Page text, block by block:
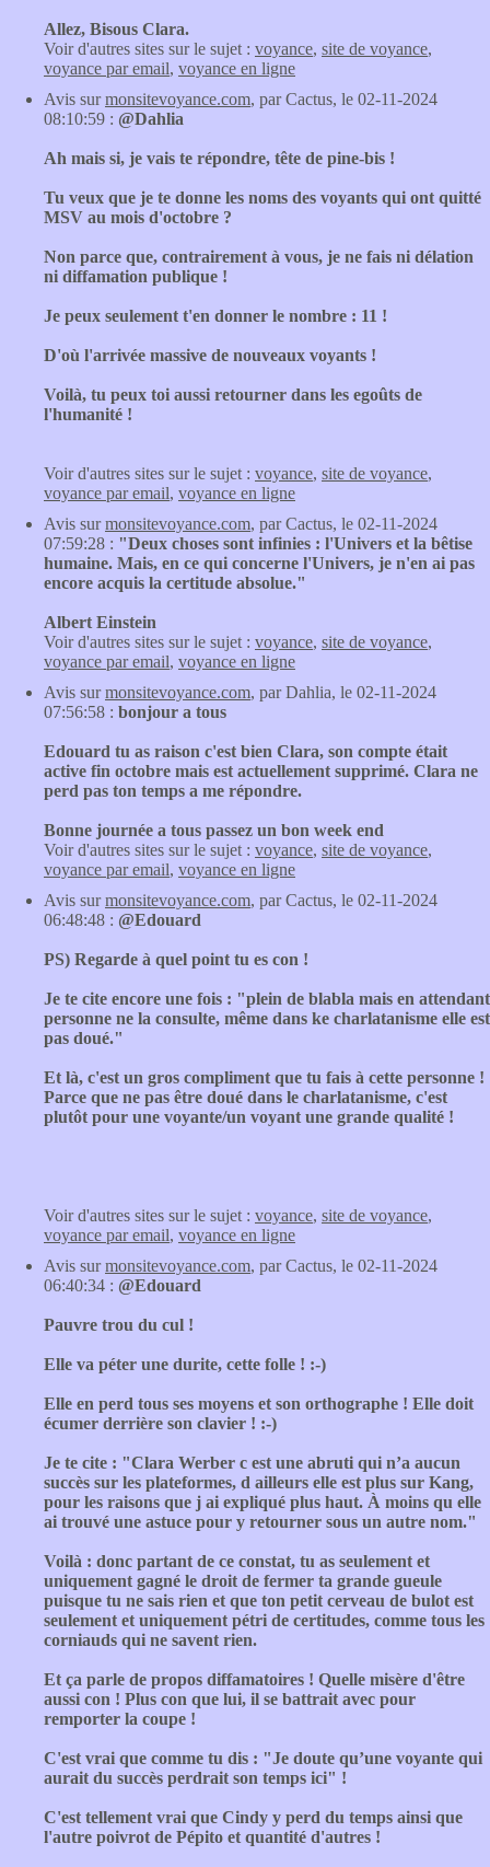
Allez, Bisous Clara.
Voir d'autres sites sur le sujet : voyance, site de voyance,
voyance par email, voyance en ligne
Avis surmonsitevoyance.com, par Cactus, le 02-11-2024
08:10:59 : @Dahlia
Ah mais si, je vais te répondre, tête de pine-bis !
Tu veux que je te donne les noms des voyants qui ont quitté
MSV au mois d'octobre ?
Non parce que, contrairement à vous, je ne fais ni délation
ni diffamation publique !
Je peux seulement t'en donner le nombre : 11 !
D'où l'arrivée massive de nouveaux voyants !
Voilà, tu peux toi aussi retourner dans les egoûts de
l'humanité !
Voir d'autres sites sur le sujet : voyance, site de voyance,
voyance par email, voyance en ligne
Avis surmonsitevoyance.com, par Cactus, le 02-11-2024
07:59:28 : "Deux choses sont infinies : l'Univers et la bêtise
humaine. Mais, en ce qui concerne l'Univers, je n'en ai pas
encore acquis la certitude absolue."
Albert Einstein
Voir d'autres sites sur le sujet : voyance, site de voyance,
voyance par email, voyance en ligne
Avis surmonsitevoyance.com, par Dahlia, le 02-11-2024
07:56:58 : bonjour a tous
Edouard tu as raison c'est bien Clara, son compte était
active fin octobre mais est actuellement supprimé. Clara ne
perd pas ton temps a me répondre.
Bonne journée a tous passez un bon week end
Voir d'autres sites sur le sujet : voyance, site de voyance,
voyance par email, voyance en ligne
Avis surmonsitevoyance.com, par Cactus, le 02-11-2024
06:48:48 : @Edouard
PS) Regarde à quel point tu es con !
Je te cite encore une fois : "plein de blabla mais en attendant
personne ne la consulte, même dans ke charlatanisme elle est
pas doué."
Et là, c'est un gros compliment que tu fais à cette personne !
Parce que ne pas être doué dans le charlatanisme, c'est
plutôt pour une voyante/un voyant une grande qualité !
Voir d'autres sites sur le sujet : voyance, site de voyance,
voyance par email, voyance en ligne
Avis surmonsitevoyance.com, par Cactus, le 02-11-2024
06:40:34 : @Edouard
Pauvre trou du cul !
Elle va péter une durite, cette folle ! :-)
Elle en perd tous ses moyens et son orthographe ! Elle doit
écumer derrière son clavier ! :-)
Je te cite : "Clara Werber c est une abruti qui n’a aucun
succès sur les plateformes, d ailleurs elle est plus sur Kang,
pour les raisons que j ai expliqué plus haut. À moins qu elle
ai trouvé une astuce pour y retourner sous un autre nom."
Voilà : donc partant de ce constat, tu as seulement et
uniquement gagné le droit de fermer ta grande gueule
puisque tu ne sais rien et que ton petit cerveau de bulot est
seulement et uniquement pétri de certitudes, comme tous les
corniauds qui ne savent rien.
Et ça parle de propos diffamatoires ! Quelle misère d'être
aussi con ! Plus con que lui, il se battrait avec pour
remporter la coupe !
C'est vrai que comme tu dis : "Je doute qu’une voyante qui
aurait du succès perdrait son temps ici" !
C'est tellement vrai que Cindy y perd du temps ainsi que
l'autre poivrot de Pépito et quantité d'autres !